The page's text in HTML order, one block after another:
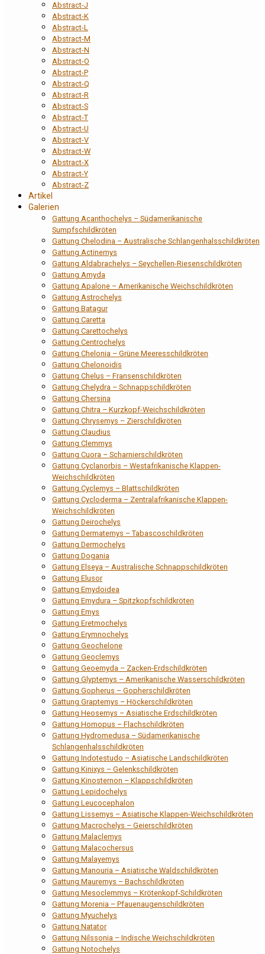
Abstract-J
Abstract-K
Abstract-L
Abstract-M
Abstract-N
Abstract-O
Abstract-P
Abstract-Q
Abstract-R
Abstract-S
Abstract-T
Abstract-U
Abstract-V
Abstract-W
Abstract-X
Abstract-Y
Abstract-Z
Artikel
Galerien
Gattung Acanthochelys – Südamerikanische
Sumpfschildkröten
Gattung Chelodina – Australische Schlangenhalsschildkröten
Gattung Actinemys
Gattung Aldabrachelys – Seychellen-Riesenschildkröten
Gattung Amyda
Gattung Apalone – Amerikanische Weichschildkröten
Gattung Astrochelys
Gattung Batagur
Gattung Caretta
Gattung Carettochelys
Gattung Centrochelys
Gattung Chelonia – Grüne Meeresschildkröten
Gattung Chelonoidis
Gattung Chelus – Fransenschildkröten
Gattung Chelydra – Schnappschildkröten
Gattung Chersina
Gattung Chitra – Kurzkopf-Weichschildkröten
Gattung Chrysemys – Zierschildkröten
Gattung Claudius
Gattung Clemmys
Gattung Cuora – Scharnierschildkröten
Gattung Cyclanorbis – Westafrikanische Klappen-
Weichschildkröten
Gattung Cyclemys – Blattschildkröten
Gattung Cycloderma – Zentralafrikanische Klappen-
Weichschildkröten
Gattung Deirochelys
Gattung Dermatemys – Tabascoschildkröten
Gattung Dermochelys
Gattung Dogania
Gattung Elseya – Australische Schnappschildkröten
Gattung Elusor
Gattung Emydoidea
Gattung Emydura – Spitzkopfschildkröten
Gattung Emys
Gattung Eretmochelys
Gattung Erymnochelys
Gattung Geochelone
Gattung Geoclemys
Gattung Geoemyda – Zacken-Erdschildkröten
Gattung Glyptemys – Amerikanische Wasserschildkröten
Gattung Gopherus – Gopherschildkröten
Gattung Graptemys – Höckerschildkröten
Gattung Heosemys – Asiatische Erdschildkröten
Gattung Homopus – Flachschildkröten
Gattung Hydromedusa – Südamerikanische
Schlangenhalsschildkröten
Gattung Indotestudo – Asiatische Landschildkröten
Gattung Kinixys – Gelenkschildkröten
Gattung Kinosternon – Klappschildkröten
Gattung Lepidochelys
Gattung Leucocephalon
Gattung Lissemys – Asiatische Klappen-Weichschildkröten
Gattung Macrochelys – Geierschildkröten
Gattung Malaclemys
Gattung Malacochersus
Gattung Malayemys
Gattung Manouria – Asiatische Waldschildkröten
Gattung Mauremys – Bachschildkröten
Gattung Mesoclemmys – Krötenkopf-Schildkröten
Gattung Morenia – Pfauenaugenschildkröten
Gattung Myuchelys
Gattung Natator
Gattung Nilssonia – Indische Weichschildkröten
Gattung Notochelys